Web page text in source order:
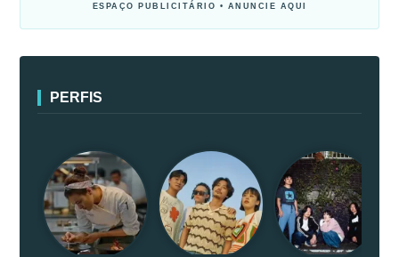
ESPAÇO PUBLICITÁRIO • ANUNCIE AQUI
PERFIS